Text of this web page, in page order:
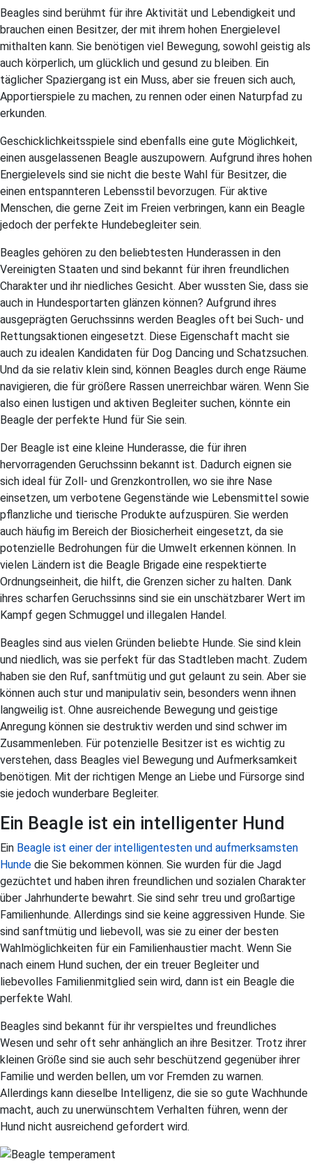
Beagles sind berühmt für ihre Aktivität und Lebendigkeit und
brauchen einen Besitzer, der mit ihrem hohen Energielevel
mithalten kann. Sie benötigen viel Bewegung, sowohl geistig als
auch körperlich, um glücklich und gesund zu bleiben. Ein
täglicher Spaziergang ist ein Muss, aber sie freuen sich auch,
Apportierspiele zu machen, zu rennen oder einen Naturpfad zu
erkunden.
Geschicklichkeitsspiele sind ebenfalls eine gute Möglichkeit,
einen ausgelassenen Beagle auszupowern. Aufgrund ihres hohen
Energielevels sind sie nicht die beste Wahl für Besitzer, die
einen entspannteren Lebensstil bevorzugen. Für aktive
Menschen, die gerne Zeit im Freien verbringen, kann ein Beagle
jedoch der perfekte Hundebegleiter sein.
Beagles gehören zu den beliebtesten Hunderassen in den
Vereinigten Staaten und sind bekannt für ihren freundlichen
Charakter und ihr niedliches Gesicht. Aber wussten Sie, dass sie
auch in Hundesportarten glänzen können? Aufgrund ihres
ausgeprägten Geruchssinns werden Beagles oft bei Such- und
Rettungsaktionen eingesetzt. Diese Eigenschaft macht sie
auch zu idealen Kandidaten für Dog Dancing und Schatzsuchen.
Und da sie relativ klein sind, können Beagles durch enge Räume
navigieren, die für größere Rassen unerreichbar wären. Wenn Sie
also einen lustigen und aktiven Begleiter suchen, könnte ein
Beagle der perfekte Hund für Sie sein.
Der Beagle ist eine kleine Hunderasse, die für ihren
hervorragenden Geruchssinn bekannt ist. Dadurch eignen sie
sich ideal für Zoll- und Grenzkontrollen, wo sie ihre Nase
einsetzen, um verbotene Gegenstände wie Lebensmittel sowie
pflanzliche und tierische Produkte aufzuspüren. Sie werden
auch häufig im Bereich der Biosicherheit eingesetzt, da sie
potenzielle Bedrohungen für die Umwelt erkennen können. In
vielen Ländern ist die Beagle Brigade eine respektierte
Ordnungseinheit, die hilft, die Grenzen sicher zu halten. Dank
ihres scharfen Geruchssinns sind sie ein unschätzbarer Wert im
Kampf gegen Schmuggel und illegalen Handel.
Beagles sind aus vielen Gründen beliebte Hunde. Sie sind klein
und niedlich, was sie perfekt für das Stadtleben macht. Zudem
haben sie den Ruf, sanftmütig und gut gelaunt zu sein. Aber sie
können auch stur und manipulativ sein, besonders wenn ihnen
langweilig ist. Ohne ausreichende Bewegung und geistige
Anregung können sie destruktiv werden und sind schwer im
Zusammenleben. Für potenzielle Besitzer ist es wichtig zu
verstehen, dass Beagles viel Bewegung und Aufmerksamkeit
benötigen. Mit der richtigen Menge an Liebe und Fürsorge sind
sie jedoch wunderbare Begleiter.
Ein Beagle ist ein intelligenter Hund
Ein Beagle ist einer der intelligentesten und aufmerksamsten
Hunde die Sie bekommen können. Sie wurden für die Jagd
gezüchtet und haben ihren freundlichen und sozialen Charakter
über Jahrhunderte bewahrt. Sie sind sehr treu und großartige
Familienhunde. Allerdings sind sie keine aggressiven Hunde. Sie
sind sanftmütig und liebevoll, was sie zu einer der besten
Wahlmöglichkeiten für ein Familienhaustier macht. Wenn Sie
nach einem Hund suchen, der ein treuer Begleiter und
liebevolles Familienmitglied sein wird, dann ist ein Beagle die
perfekte Wahl.
Beagles sind bekannt für ihr verspieltes und freundliches
Wesen und sehr oft sehr anhänglich an ihre Besitzer. Trotz ihrer
kleinen Größe sind sie auch sehr beschützend gegenüber ihrer
Familie und werden bellen, um vor Fremden zu warnen.
Allerdings kann dieselbe Intelligenz, die sie so gute Wachhunde
macht, auch zu unerwünschtem Verhalten führen, wenn der
Hund nicht ausreichend gefordert wird.